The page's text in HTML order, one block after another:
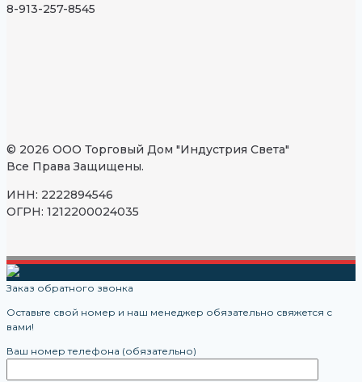
8-913-257-8545
© 2026 ООО Торговый Дом "Индустрия Света"
Все Права Защищены.
ИНН: 2222894546
ОГРН: 1212200024035
Заказ обратного звонка
Оставьте свой номер и наш менеджер обязательно свяжется с
вами!
Ваш номер телефона (обязательно)